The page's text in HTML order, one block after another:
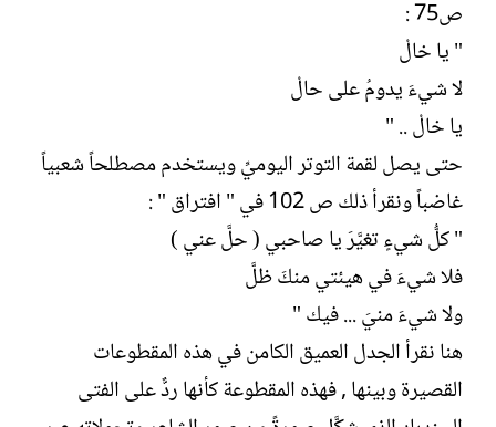
ص75 :
" يا خالْ
لا شيءَ يدومُ على حالْ
يا خالْ .. "
حتى يصل لقمة التوتر اليوميِّ ويستخدم مصطلحاً شعبياً
غاضباً ونقرأ ذلك ص 102 في " افتراق " :
" كلُّ شيءٍ تغيَّرَ يا صاحبي ( حلَّ عني )
فلا شيءَ في هيئتي منكَ ظلَّ
ولا شيءَ منيَ ... فيك "
هنا نقرأ الجدل العميق الكامن في هذه المقطوعات
القصيرة وبينها , فهذه المقطوعة كأنها ردٌّ على الفتى